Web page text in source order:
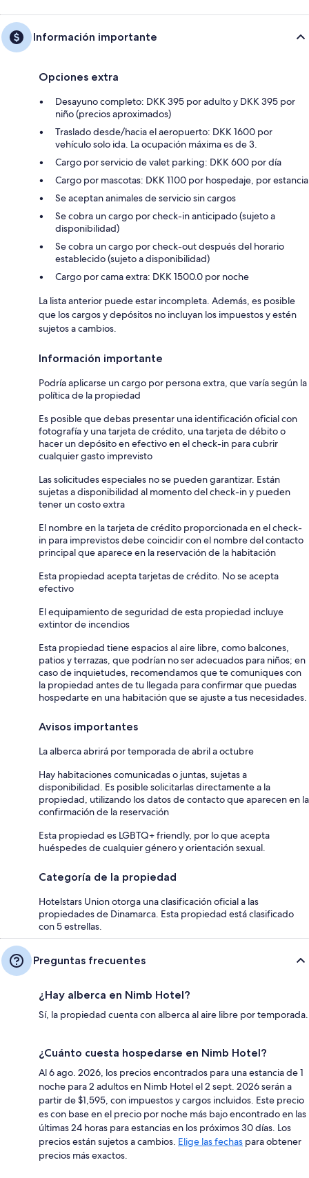
Información importante
Opciones extra
Desayuno completo: DKK 395 por adulto y DKK 395 por
niño (precios aproximados)
Traslado desde/hacia el aeropuerto: DKK 1600 por
vehículo solo ida. La ocupación máxima es de 3.
Cargo por servicio de valet parking: DKK 600 por día
Cargo por mascotas: DKK 1100 por hospedaje, por estancia
Se aceptan animales de servicio sin cargos
Se cobra un cargo por check-in anticipado (sujeto a
disponibilidad)
Se cobra un cargo por check-out después del horario
establecido (sujeto a disponibilidad)
Cargo por cama extra: DKK 1500.0 por noche
La lista anterior puede estar incompleta. Además, es posible
que los cargos y depósitos no incluyan los impuestos y estén
sujetos a cambios.
Información importante
Podría aplicarse un cargo por persona extra, que varía según la
política de la propiedad
Es posible que debas presentar una identificación oficial con
fotografía y una tarjeta de crédito, una tarjeta de débito o
hacer un depósito en efectivo en el check-in para cubrir
cualquier gasto imprevisto
Las solicitudes especiales no se pueden garantizar. Están
sujetas a disponibilidad al momento del check-in y pueden
tener un costo extra
El nombre en la tarjeta de crédito proporcionada en el check-
in para imprevistos debe coincidir con el nombre del contacto
principal que aparece en la reservación de la habitación
Esta propiedad acepta tarjetas de crédito. No se acepta
efectivo
El equipamiento de seguridad de esta propiedad incluye
extintor de incendios
Esta propiedad tiene espacios al aire libre, como balcones,
patios y terrazas, que podrían no ser adecuados para niños; en
caso de inquietudes, recomendamos que te comuniques con
la propiedad antes de tu llegada para confirmar que puedas
hospedarte en una habitación que se ajuste a tus necesidades.
Avisos importantes
La alberca abrirá por temporada de abril a octubre
Hay habitaciones comunicadas o juntas, sujetas a
disponibilidad. Es posible solicitarlas directamente a la
propiedad, utilizando los datos de contacto que aparecen en la
confirmación de la reservación
Esta propiedad es LGBTQ+ friendly, por lo que acepta
huéspedes de cualquier género y orientación sexual.
Categoría de la propiedad
Hotelstars Union otorga una clasificación oficial a las
propiedades de Dinamarca. Esta propiedad está clasificado
con 5 estrellas.
Preguntas frecuentes
¿Hay alberca en Nimb Hotel?
Sí, la propiedad cuenta con alberca al aire libre por temporada.
¿Cuánto cuesta hospedarse en Nimb Hotel?
Al 6 ago. 2026, los precios encontrados para una estancia de 1
noche para 2 adultos en Nimb Hotel el 2 sept. 2026 serán a
partir de $1,595, con impuestos y cargos incluidos. Este precio
es con base en el precio por noche más bajo encontrado en las
últimas 24 horas para estancias en los próximos 30 días. Los
precios están sujetos a cambios. Elige las fechas para obtener
precios más exactos.